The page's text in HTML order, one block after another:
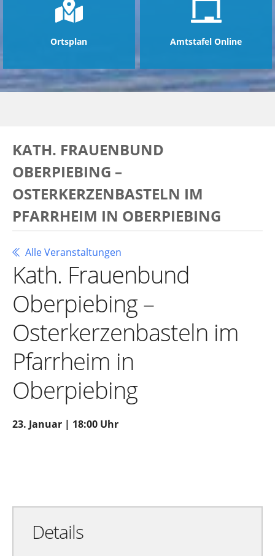
Ortsplan Amtstafel Online
KATH. FRAUENBUND
OBERPIEBING –
OSTERKERZENBASTELN IM
PFARRHEIM IN OBERPIEBING
Alle Veranstaltungen
Kath. Frauenbund
Oberpiebing –
Osterkerzenbasteln im
Pfarrheim in
Oberpiebing
23. Januar | 18:00 Uhr
Details